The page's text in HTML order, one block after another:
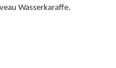
Wasserkaraffe.